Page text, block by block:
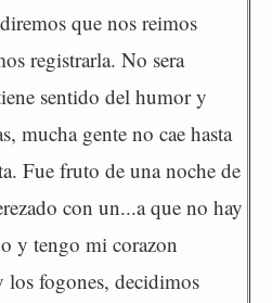
que nos reimos
registrarla. No sera
sentido del humor y
mucha gente no cae hasta
Fue fruto de una noche de
con un...a que no hay
y tengo mi corazon
fogones, decidimos